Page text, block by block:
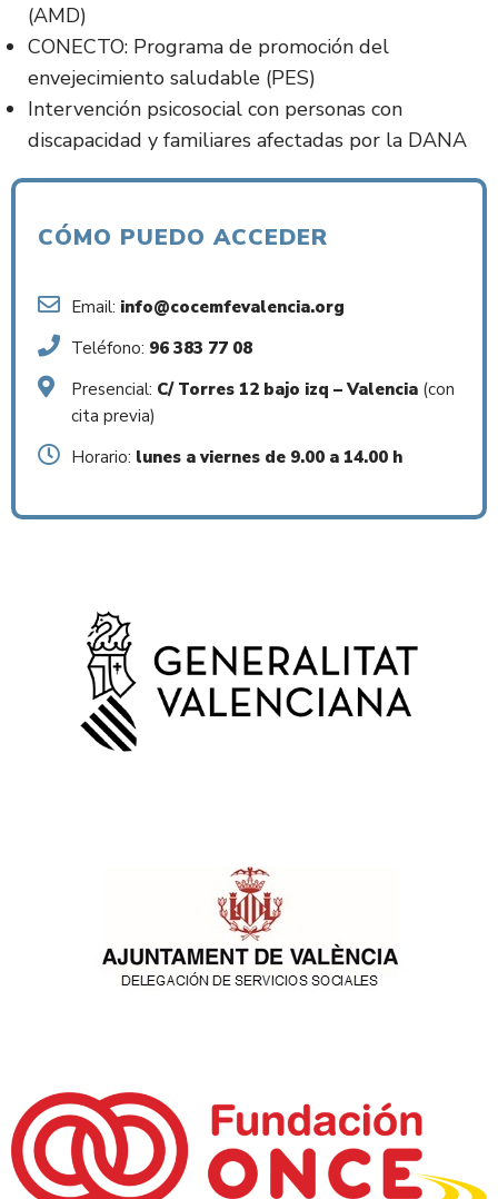
(AMD)
CONECTO: Programa de promoción del
envejecimiento saludable (PES)
Intervención psicosocial con personas con
discapacidad y familiares afectadas por la DANA
CÓMO PUEDO ACCEDER
Email: info@cocemfevalencia.org
Teléfono: 96 383 77 08
Presencial: C/ Torres 12 bajo izq – Valencia (con
cita previa)
Horario: lunes a viernes de 9.00 a 14.00 h